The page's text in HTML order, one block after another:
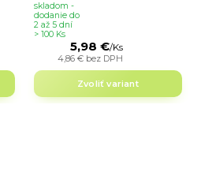
5,98 €/Ks
4,86 € bez DPH
skladom -
dodanie do
2 až 5 dní
> 100 Ks
Zvoliť variant